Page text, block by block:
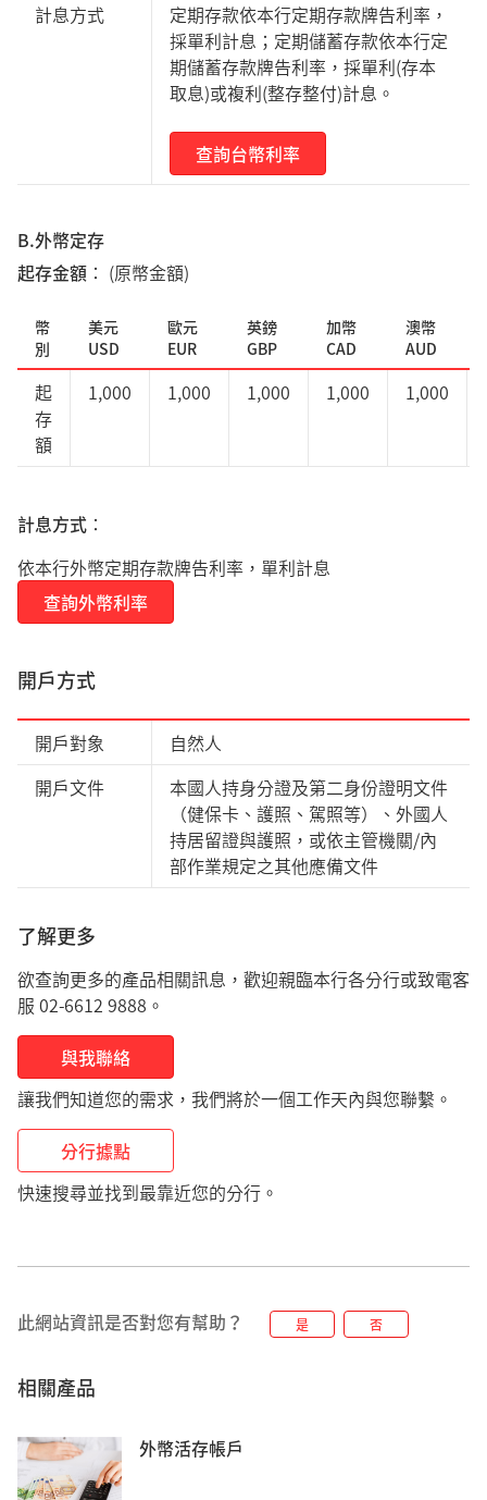
計息方式
定期存款依本行定期存款牌告利率，
採單利計息；定期儲蓄存款依本行定
期儲蓄存款牌告利率，採單利(存本
取息)或複利(整存整付)計息。
查詢台幣利率
B.外幣定存
起存金額 ： (原幣金額)
幣
別
美元
USD
歐元
EUR
英鎊
GBP
加幣
CAD
澳幣
AUD
起
存
額
1,000 1,000 1,000 1,000 1,000
計息方式 ：
依本行外幣定期存款牌告利率，單利計息
查詢外幣利率
開戶方式
開戶對象
自然人
開戶文件
本國人持身分證及第二身份證明文件
（健保卡、護照、駕照等）、外國人
持居留證與護照，或依主管機關/內
部作業規定之其他應備文件
了解更多
欲查詢更多的產品相關訊息，歡迎親臨本行各分行或致電客
服 02-6612 9888。
與我聯絡
讓我們知道您的需求，我們將於一個工作天內與您聯繫。
分行據點
快速搜尋並找到最靠近您的分行。
此網站資訊是否對您有幫助？ 是 否
相關產品
外幣活存帳戶